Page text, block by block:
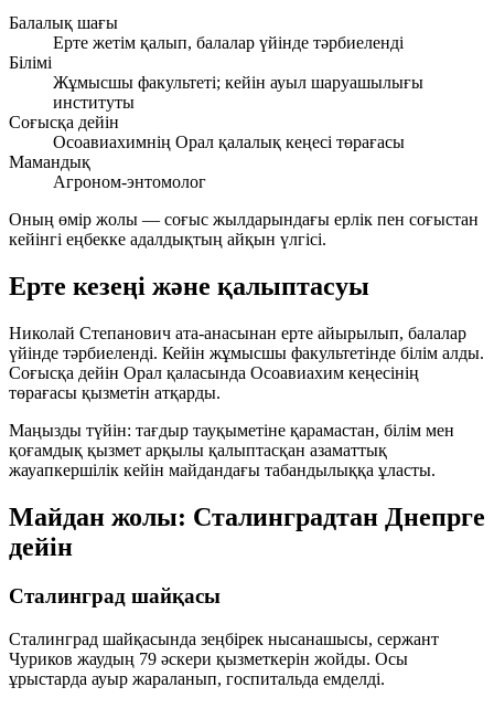
Балалық шағы
Ерте жетім қалып, балалар үйінде тәрбиеленді
Білімі
Жұмысшы факультеті; кейін ауыл шаруашылығы
институты
Соғысқа дейін
Осоавиахимнің Орал қалалық кеңесі төрағасы
Мамандық
Агроном-энтомолог
Оның өмір жолы — соғыс жылдарындағы ерлік пен соғыстан
кейінгі еңбекке адалдықтың айқын үлгісі.
Ерте кезеңі және қалыптасуы
Николай Степанович ата-анасынан ерте айырылып, балалар
үйінде тәрбиеленді. Кейін жұмысшы факультетінде білім алды.
Соғысқа дейін Орал қаласында Осоавиахим кеңесінің
төрағасы қызметін атқарды.
Маңызды түйін: тағдыр тауқыметіне қарамастан, білім мен
қоғамдық қызмет арқылы қалыптасқан азаматтық
жауапкершілік кейін майдандағы табандылыққа ұласты.
Майдан жолы: Сталинградтан Днепрге
дейін
Сталинград шайқасы
Сталинград шайқасында зеңбірек нысанашысы, сержант
Чуриков жаудың 79 әскери қызметкерін жойды. Осы
ұрыстарда ауыр жараланып, госпитальда емделді.